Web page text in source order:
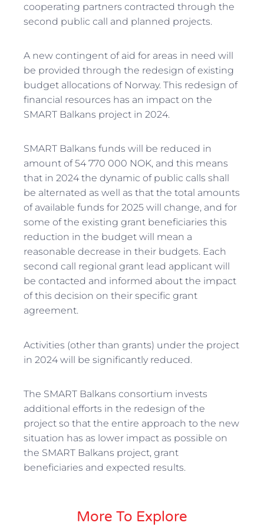
cooperating partners contracted through the
second public call and planned projects.
A new contingent of aid for areas in need will
be provided through the redesign of existing
budget allocations of Norway. This redesign of
financial resources has an impact on the
SMART Balkans project in 2024.
SMART Balkans funds will be reduced in
amount of 54 770 000 NOK, and this means
that in 2024 the dynamic of public calls shall
be alternated as well as that the total amounts
of available funds for 2025 will change, and for
some of the existing grant beneficiaries this
reduction in the budget will mean a
reasonable decrease in their budgets. Each
second call regional grant lead applicant will
be contacted and informed about the impact
of this decision on their specific grant
agreement.
Activities (other than grants) under the project
in 2024 will be significantly reduced.
The SMART Balkans consortium invests
additional efforts in the redesign of the
project so that the entire approach to the new
situation has as lower impact as possible on
the SMART Balkans project, grant
beneficiaries and expected results.
More To Explore